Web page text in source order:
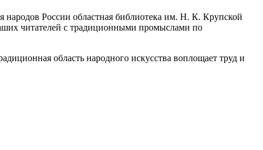
народов России областная библиотека им. Н. К. Крупской
читателей с традиционными промыслами по
область народного искусства воплощает труд и